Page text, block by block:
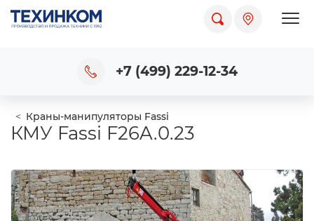
+7 (499) 229-12-34
Краны-манипуляторы Fassi
КМУ Fassi F26A.0.23